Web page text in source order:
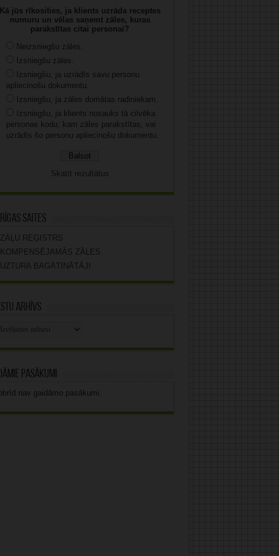
Kā jūs rīkosities, ja klients uzrāda receptes
numuru un vēlas saņemt zāles, kuras
parakstītas citai personai?
Neizsniegšu zāles.
Izsniegšu zāles.
Izsniegšu, ja uzrādīs savu personu
apliecinošu dokumentu.
Izsniegšu, ja zāles domātas radiniekam.
Izsniegšu, ja klients nosauks tā cilvēka
personas kodu, kam zāles parakstītas, vai
uzrādīs šo personu apliecinošu dokumentu.
Skatīt rezultātus
saites
ZĀĻU REĢISTRS
KOMPENSĒJAMĀS ZĀLES
UZTURA BAGĀTINĀTĀJI
arhīvs
pasākumi
nav gaidāmo pasākumi.